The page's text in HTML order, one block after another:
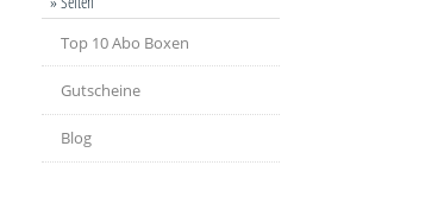
Top 10 Abo Boxen
Gutscheine
Blog